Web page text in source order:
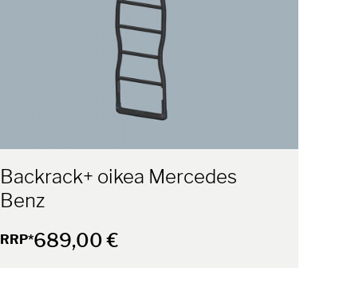
Backrack+ oikea Mercedes
Benz
RRP*689,00 €